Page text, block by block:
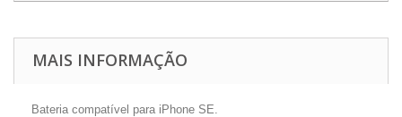
MAIS INFORMAÇÃO
Bateria compatível para iPhone SE.